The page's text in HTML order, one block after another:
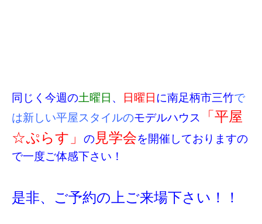
同じく今週の土曜日 、 日曜日 に南足柄市三竹で
は新しい平屋スタイルのモデルハウス
「平屋
☆ぷらす」
の 見学会を開催しておりますの
で一度ご体感下さい！
是非、ご予約の上ご来場下さい！！